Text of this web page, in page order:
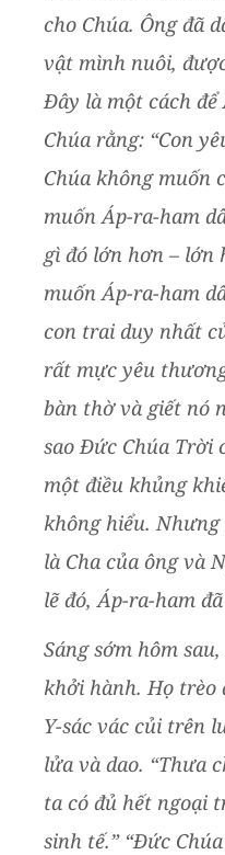
cho Chúa. Ông đã
vật mình nuôi,
Đây là một cách
Chúa rằng: “Con
Chúa không muốn
muốn Áp-ra-ham
gì đó lớn hơn – lớn
muốn Áp-ra-ham
con trai duy nhất
rất mực yêu
bàn thờ và giết nó
sao Đức Chúa Trời
một điều khủng
không hiểu.
là Cha của ông và
lẽ đó, Áp-ra-ham
Sáng sớm hôm
khởi hành. Họ trèo
Y-sác vác củi trên
lửa và dao. “Thưa
ta có đủ hết ngoại
sinh tế.” “Đức